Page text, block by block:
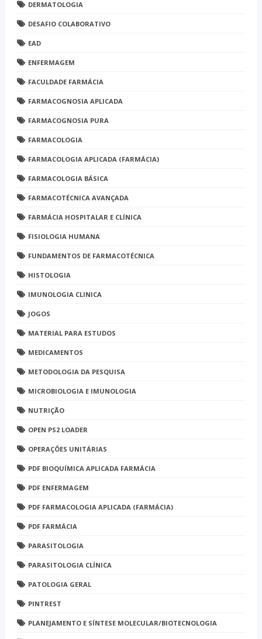
DERMATOLOGIA
DESAFIO COLABORATIVO
EAD
ENFERMAGEM
FACULDADE FARMÁCIA
FARMACOGNOSIA APLICADA
FARMACOGNOSIA PURA
FARMACOLOGIA
FARMACOLOGIA APLICADA (FARMÁCIA)
FARMACOLOGIA BÁSICA
FARMACOTÉCNICA AVANÇADA
FARMÁCIA HOSPITALAR E CLÍNICA
FISIOLOGIA HUMANA
FUNDAMENTOS DE FARMACOTÉCNICA
HISTOLOGIA
IMUNOLOGIA CLINICA
JOGOS
MATERIAL PARA ESTUDOS
MEDICAMENTOS
METODOLOGIA DA PESQUISA
MICROBIOLOGIA E IMUNOLOGIA
NUTRIÇÃO
OPEN PS2 LOADER
OPERAÇÕES UNITÁRIAS
PDF BIOQUÍMICA APLICADA FARMÁCIA
PDF ENFERMAGEM
PDF FARMACOLOGIA APLICADA (FARMÁCIA)
PDF FARMÁCIA
PARASITOLOGIA
PARASITOLOGIA CLÍNICA
PATOLOGIA GERAL
PINTREST
PLANEJAMENTO E SÍNTESE MOLECULAR/BIOTECNOLOGIA